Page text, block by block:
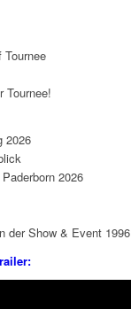
Tournee
Tournee!
2026
2026
der Show & Event 1996